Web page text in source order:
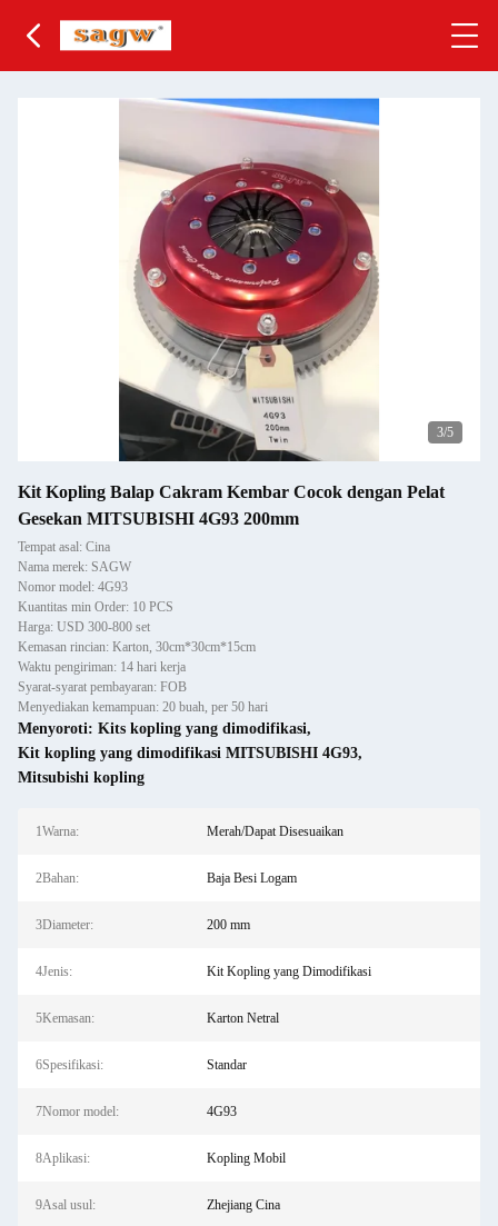
4/5
Kit Kopling Balap Cakram Kembar Cocok dengan Pelat
Gesekan MITSUBISHI 4G93 200mm
Tempat asal: Cina
Nama merek: SAGW
Nomor model: 4G93
Kuantitas min Order: 10 PCS
Harga: USD 300-800 set
Kemasan rincian: Karton, 30cm*30cm*15cm
Waktu pengiriman: 14 hari kerja
Syarat-syarat pembayaran: FOB
Menyediakan kemampuan: 20 buah, per 50 hari
Menyoroti: Kits kopling yang dimodifikasi,
Kit kopling yang dimodifikasi MITSUBISHI 4G93,
Mitsubishi kopling
1Warna: Merah/Dapat Disesuaikan
2Bahan: Baja Besi Logam
3Diameter: 200 mm
4Jenis: Kit Kopling yang Dimodifikasi
5Kemasan: Karton Netral
6Spesifikasi: Standar
7Nomor model: 4G93
8Aplikasi: Kopling Mobil
9Asal usul: Zhejiang Cina